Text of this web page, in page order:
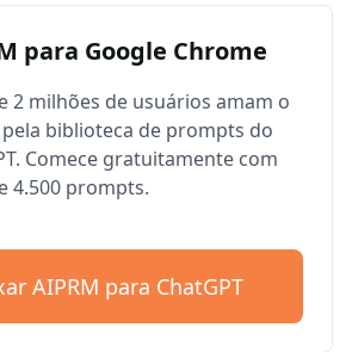
para Google Chrome
2 milhões de usuários amam o
pela biblioteca de prompts do
Comece gratuitamente com
4.500 prompts.
AIPRM para ChatGPT